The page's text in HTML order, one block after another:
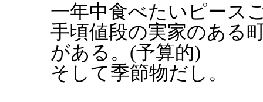
一年中食べたいピース
手頃値段の実家のある
がある。(予算的)
そして季節物だし。